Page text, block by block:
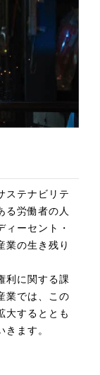
ステナビリテ
る労働者の人
ーセント・
業の生き残り
利に関する課
業では、この
大するととも
ます。